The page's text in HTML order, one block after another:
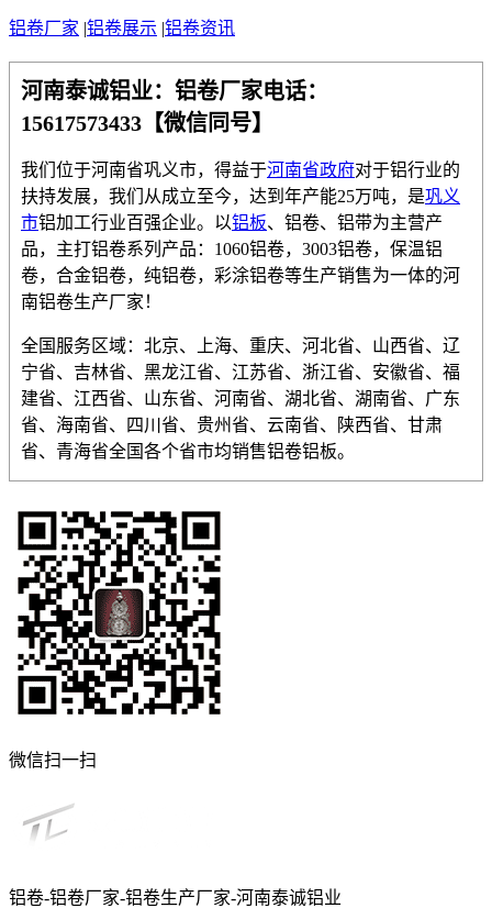
铝卷厂家 |铝卷展示 |铝卷资讯
河南泰诚铝业：铝卷厂家电话：
15617573433【微信同号】
我们位于河南省巩义市，得益于河南省政府对于铝行业的
扶持发展，我们从成立至今，达到年产能25万吨，是巩义
市铝加工行业百强企业。以铝板、铝卷、铝带为主营产
品，主打铝卷系列产品：1060铝卷，3003铝卷，保温铝
卷，合金铝卷，纯铝卷，彩涂铝卷等生产销售为一体的河
南铝卷生产厂家！
全国服务区域：北京、上海、重庆、河北省、山西省、辽
宁省、吉林省、黑龙江省、江苏省、浙江省、安徽省、福
建省、江西省、山东省、河南省、湖北省、湖南省、广东
省、海南省、四川省、贵州省、云南省、陕西省、甘肃
省、青海省全国各个省市均销售铝卷铝板。
微信扫一扫
铝卷-铝卷厂家-铝卷生产厂家-河南泰诚铝业